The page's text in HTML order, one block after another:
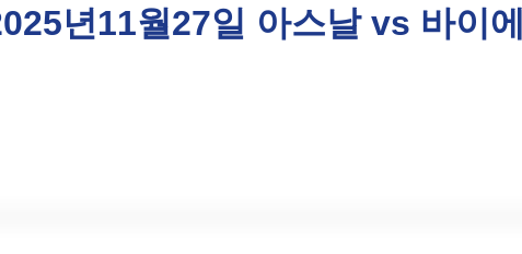
년11월27일 아스날 vs 바이